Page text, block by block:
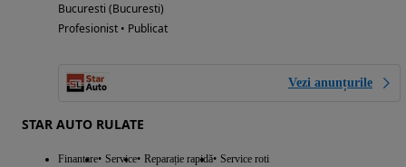
Bucuresti (Bucuresti)
Profesionist • Publicat
Vezi anunțurile
STAR AUTO RULATE
Finantare Service Reparație rapidă Service roti